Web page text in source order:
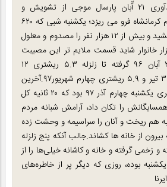
هنوز یادآوری ۲۱ آّبان پارسال موجی از تشویش و
بی‌قراری را روی سر مردم کرمانشاه فرو می ریزد؛ یکشنبه‌ شبی که ۶۲۰
هموطن را به کام مرگ کشید و بیش از ۱۲ هزار نفر را مصدوم و معلول
خانوار شاید قسمت ملایم‌ تر این مصیبت
بود.از مصیبت‌ بزرگ ۲۱ آبان ۹۶ گرفته تا زلزله ۵.۳ ریشتری ۱۲
فروردین، ۵.۹ ریشتری ۳۱ تیر و ۵.۹ ریشتری چهارم شهریور۹۷.آخرین
زمین لرزه هم ۶.۴ ریشتری یکشنبه چهارم آذر ۹۷ بود که ۲۰ ثانیه کل
را تکان داد، آرامش شبانه مردم
را به هم ریخت و آنان را سراسیمه و وحشت زده
از خانه ها کشاند.جالب آنکه پنج زلزله
و زخمی گرفته و خانه و کاشانه خیلی‌ها را از
بوده، روزی که دیگر پر از خاطره‌های